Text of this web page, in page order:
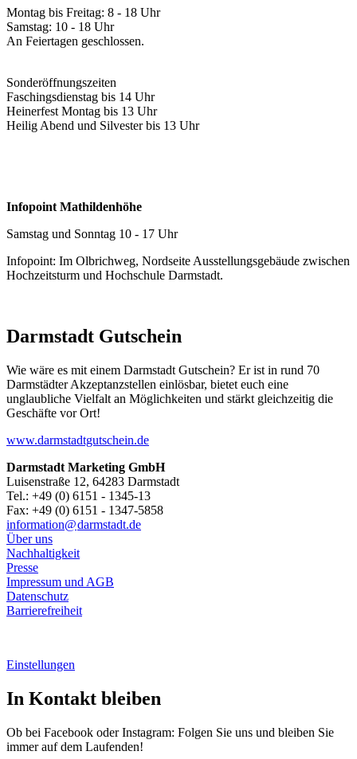
Montag bis Freitag: 8 - 18 Uhr
Samstag: 10 - 18 Uhr
An Feiertagen geschlossen.
Sonderöffnungszeiten
Faschingsdienstag bis 14 Uhr
Heinerfest Montag bis 13 Uhr
Heilig Abend und Silvester bis 13 Uhr
Infopoint Mathildenhöhe
Samstag und Sonntag 10 - 17 Uhr
Infopoint: Im Olbrichweg, Nordseite Ausstellungsgebäude zwischen
Hochzeitsturm und Hochschule Darmstadt.
Darmstadt Gutschein
Wie wäre es mit einem Darmstadt Gutschein? Er ist in rund 70
Darmstädter Akzeptanzstellen einlösbar, bietet euch eine
unglaubliche Vielfalt an Möglichkeiten und stärkt gleichzeitig die
Geschäfte vor Ort!
www.darmstadtgutschein.de
Darmstadt Marketing GmbH
Luisenstraße 12, 64283 Darmstadt
Tel.: +49 (0) 6151 - 1345-13
Fax: +49 (0) 6151 - 1347-5858
information@darmstadt.de
Über uns
Nachhaltigkeit
Presse
Impressum und AGB
Datenschutz
Barrierefreiheit
Einstellungen
In Kontakt bleiben
Ob bei Facebook oder Instagram: Folgen Sie uns und bleiben Sie
immer auf dem Laufenden!